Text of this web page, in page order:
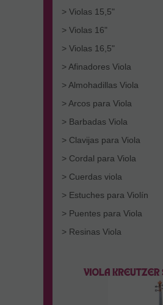
> Violas 15,5"
> Violas 16"
> Violas 16,5"
> Afinadores Viola
> Almohadillas Viola
> Arcos para Viola
> Barbadas Viola
> Clavijas para Viola
> Cordal para Viola
> Cuerdas viola
> Estuches para Violín
> Puentes para Viola
> Resinas Viola